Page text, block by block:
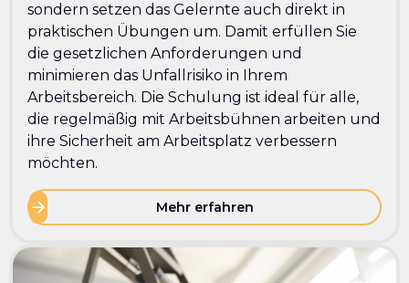
sondern setzen das Gelernte auch direkt in
praktischen Übungen um. Damit erfüllen Sie
die gesetzlichen Anforderungen und
minimieren das Unfallrisiko in Ihrem
Arbeitsbereich. Die Schulung ist ideal für alle,
die regelmäßig mit Arbeitsbühnen arbeiten und
ihre Sicherheit am Arbeitsplatz verbessern
möchten.
Mehr erfahren